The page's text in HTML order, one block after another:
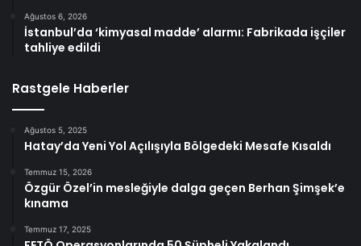
Ağustos 6, 2026
İstanbul’da ‘kimyasal madde’ alarmı: Fabrikada işçiler
tahliye edildi
Rastgele Haberler
Ağustos 5, 2025
Hatay’da Yeni Yol Açılışıyla Bölgedeki Mesafe Kısaldı
Temmuz 15, 2026
Özgür Özel’in mesleğiyle dalga geçen Berhan Şimşek’e
kınama
Temmuz 17, 2025